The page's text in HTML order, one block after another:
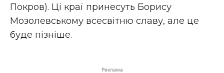
Покров). Ці краї принесуть Борису
Мозолевському всесвітню славу, але це
буде пізніше.
Реклама